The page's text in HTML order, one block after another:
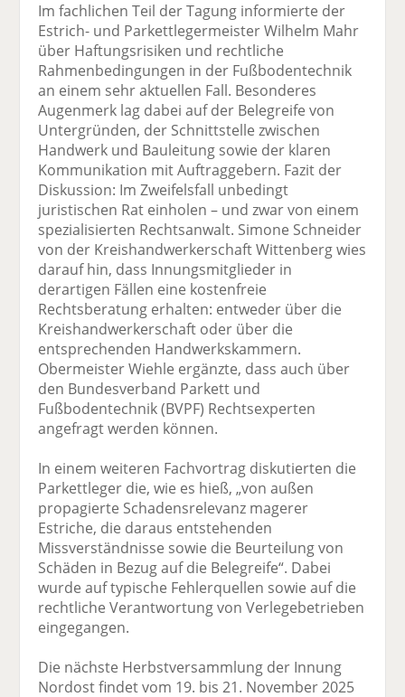
Im fachlichen Teil der Tagung informierte der
Estrich- und Parkettlegermeister Wilhelm Mahr
über Haftungsrisiken und rechtliche
Rahmenbedingungen in der Fußbodentechnik
an einem sehr aktuellen Fall. Besonderes
Augenmerk lag dabei auf der Belegreife von
Untergründen, der Schnittstelle zwischen
Handwerk und Bauleitung sowie der klaren
Kommunikation mit Auftraggebern. Fazit der
Diskussion: Im Zweifelsfall unbedingt
juristischen Rat einholen – und zwar von einem
spezialisierten Rechtsanwalt. Simone Schneider
von der Kreishandwerkerschaft Wittenberg wies
darauf hin, dass Innungsmitglieder in
derartigen Fällen eine kostenfreie
Rechtsberatung erhalten: entweder über die
Kreishandwerkerschaft oder über die
entsprechenden Handwerkskammern.
Obermeister Wiehle ergänzte, dass auch über
den Bundesverband Parkett und
Fußbodentechnik (BVPF) Rechtsexperten
angefragt werden können.
In einem weiteren Fachvortrag diskutierten die
Parkettleger die, wie es hieß, „von außen
propagierte Schadensrelevanz magerer
Estriche, die daraus entstehenden
Missverständnisse sowie die Beurteilung von
Schäden in Bezug auf die Belegreife“. Dabei
wurde auf typische Fehlerquellen sowie auf die
rechtliche Verantwortung von Verlegebetrieben
eingegangen.
Die nächste Herbstversammlung der Innung
Nordost findet vom 19. bis 21. November 2025